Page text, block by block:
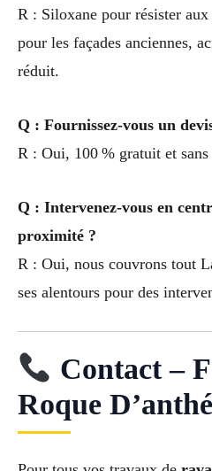
R : Siloxane pour résister
pour les façades anciennes,
réduit.
Q : Fournissez-vous un
R : Oui, 100 % gratuit et sans
Q : Intervenez-vous en
proximité ?
R : Oui, nous couvrons tout
ses alentours pour des
Contact –
Roque